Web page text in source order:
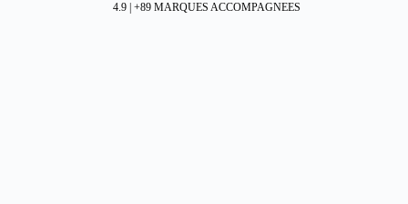
4.9 | +89 MARQUES ACCOMPAGNEES